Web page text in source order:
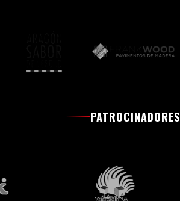
PATROCINADORES